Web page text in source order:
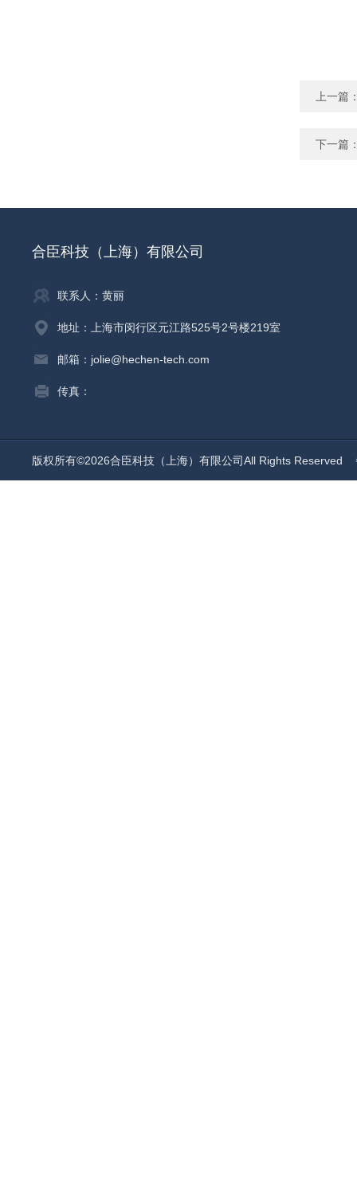
上一篇
下一篇
合臣科技（上海）有限公司
联系人：黄丽
地址：上海市闵行区元江路525号2号楼219室
邮箱：jolie@hechen-tech.com
传真：
版权所有©2026合臣科技（上海）有限公司All Rights Reserved